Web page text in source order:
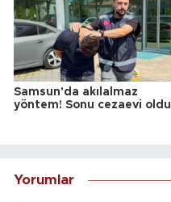
Samsun'da akılalmaz
yöntem! Sonu cezaevi oldu
Yorumlar